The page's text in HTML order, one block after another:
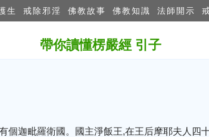
生 戒除邪淫 佛教故事 佛教知識 法師開示
帶你讀懂楞嚴經 引子
個迦毗羅衛國。國主淨飯王,在王后摩耶夫人四